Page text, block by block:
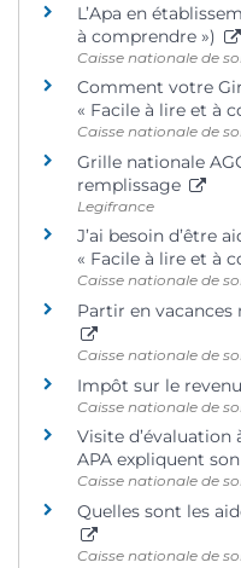
L’Apa en
à comprendre »)
Caisse nationale de
Comment votre
« Facile à lire et à
Caisse nationale de
Grille nationale
remplissage
Legifrance
J’ai besoin d’être
« Facile à lire et à
Caisse nationale de
Partir en
Caisse nationale de
Impôt sur le
Caisse nationale de
Visite d’évaluation
APA expliquent
Caisse nationale de
Quelles sont les
Caisse nationale de